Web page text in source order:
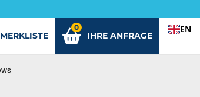
MERKLISTE IHRE ANFRAGE
0 EN